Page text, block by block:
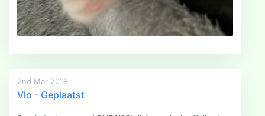
2nd Mar 2018
Vlo - Geplaatst